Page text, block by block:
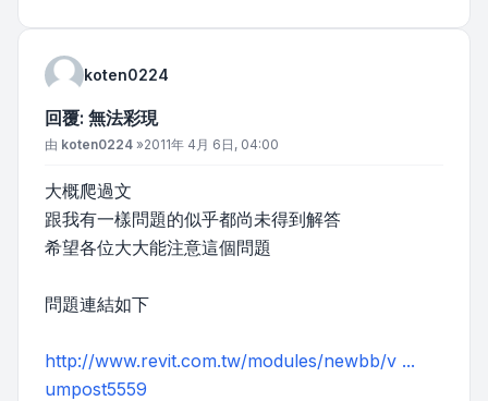
koten0224
回覆: 無法彩現
文章
由 koten0224 »2011年 4月 6日, 04:00
大概爬過文
跟我有一樣問題的似乎都尚未得到解答
希望各位大大能注意這個問題
問題連結如下
http://www.revit.com.tw/modules/newbb/v ...
umpost5559